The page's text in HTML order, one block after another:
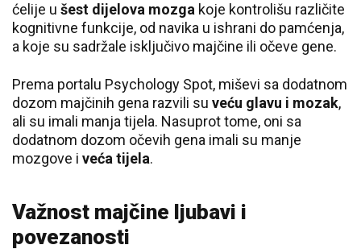
ćelije u šest dijelova mozga koje kontrolišu različite
kognitivne funkcije, od navika u ishrani do pamćenja,
a koje su sadržale isključivo majčine ili očeve gene.
Prema portalu Psychology Spot, miševi sa dodatnom
dozom majčinih gena razvili su veću glavu i mozak,
ali su imali manja tijela. Nasuprot tome, oni sa
dodatnom dozom očevih gena imali su manje
mozgove i veća tijela.
Važnost majčine ljubavi i
povezanosti